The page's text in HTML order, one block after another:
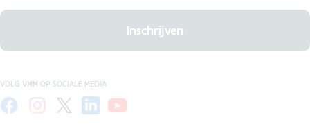
Inschrijven
VOLG VMM OP SOCIALE MEDIA